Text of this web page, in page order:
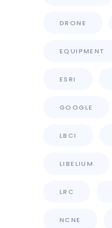
DRONE
EQUIPMENT
ESRI
GOOGLE
LBCI
LIBELIUM
LRC
NCNE